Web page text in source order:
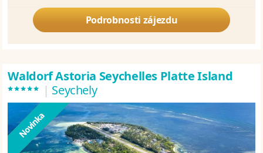
Podrobnosti zájezdu
Waldorf Astoria Seychelles Platte Island
***** | Seychely